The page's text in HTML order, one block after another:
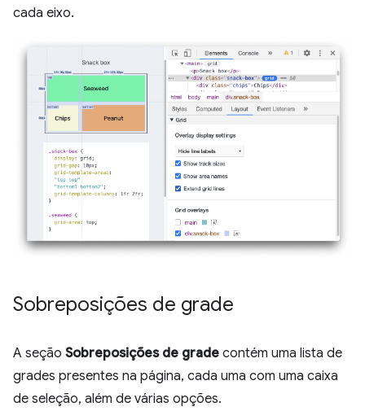
cada eixo.
Sobreposições de grade
A seção Sobreposições de grade contém uma lista de
grades presentes na página, cada uma com uma caixa
de seleção, além de várias opções.